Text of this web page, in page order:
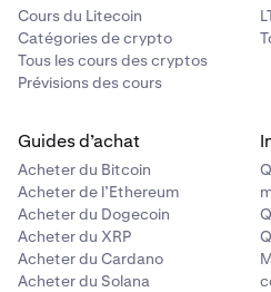
Cours du Litecoin
Catégories de crypto
Tous les cours des cryptos
Prévisions des cours
Guides d’achat
Acheter du Bitcoin
Acheter de l’Ethereum
Acheter du Dogecoin
Acheter du XRP
Acheter du Cardano
Acheter du Solana